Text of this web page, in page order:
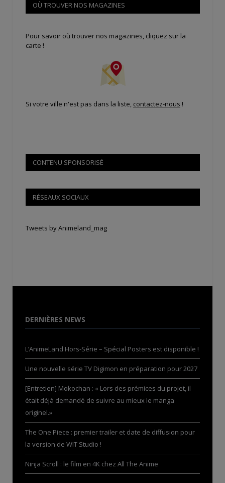
OÙ TROUVER NOS MAGAZINES
Pour savoir où trouver nos magazines, cliquez sur la
carte !
Si votre ville n'est pas dans la liste, contactez-nous !
CONTENU SPONSORISÉ
RÉSEAUX SOCIAUX
Tweets by Animeland_mag
DERNIÈRES NEWS
L’AnimeLand Hors-Série – Spécial Posters est disponible !
Une nouvelle série TV Digimon en préparation pour 2027
[Entretien] Mokochan : « Lors des prémices du projet, il
était déjà demandé de suivre au mieux le manga
originel.»
The One Piece : premier trailer et date de diffusion pour
la version de WIT Studio !
Ninja Scroll : le film en 4K chez All The Anime